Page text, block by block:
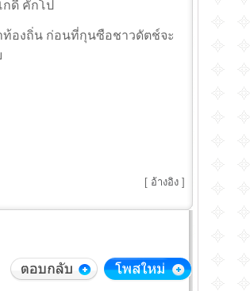
กดี้ คักโป
ท้องถิ่น ก่อนที่กุนซือชาวดัตช์จะ
[ อ้างอิง ]